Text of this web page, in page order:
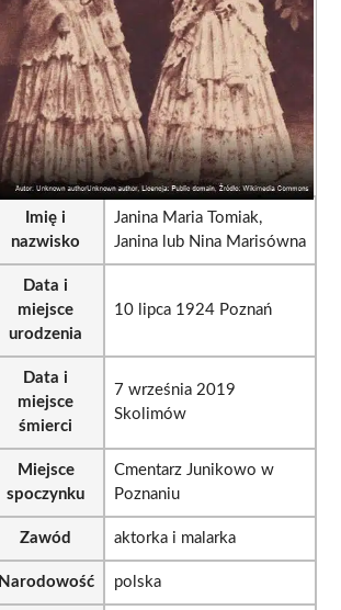
Imię i
nazwisko
Janina Maria Tomiak,
Janina lub Nina Marisówna
Data i
miejsce
urodzenia
10 lipca 1924 Poznań
Data i
miejsce
śmierci
7 września 2019
Skolimów
Miejsce
spoczynku
Cmentarz Junikowo w
Poznaniu
Zawód aktorka i malarka
Narodowość polska